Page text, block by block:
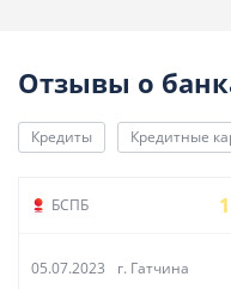
Отзывы о
Кредиты Кредитные
БСПБ 1
05.07.2023 г. Гатчина